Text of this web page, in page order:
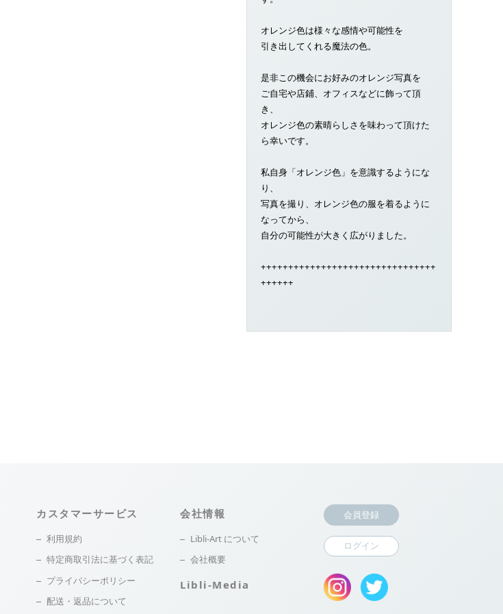
オレンジ色は様々な感情や可能性を
引き出してくれる魔法の色。
是非この機会にお好みのオレンジ写真を
ご自宅や店鋪、オフィスなどに飾って頂
き、
オレンジ色の素晴らしさを味わって頂けた
ら幸いです。
私自身「オレンジ色」を意識するようにな
り、
写真を撮り、オレンジ色の服を着るように
なってから、
自分の可能性が大きく広がりました。
++++++++++++++++++++++++++++++++
++++++
カスタマーサービス
利用規約
特定商取引法に基づく表記
プライバシーポリシー
配送・返品について
会社情報
Libli-Art について
会社概要
Libli-Media
会員登録
ログイン